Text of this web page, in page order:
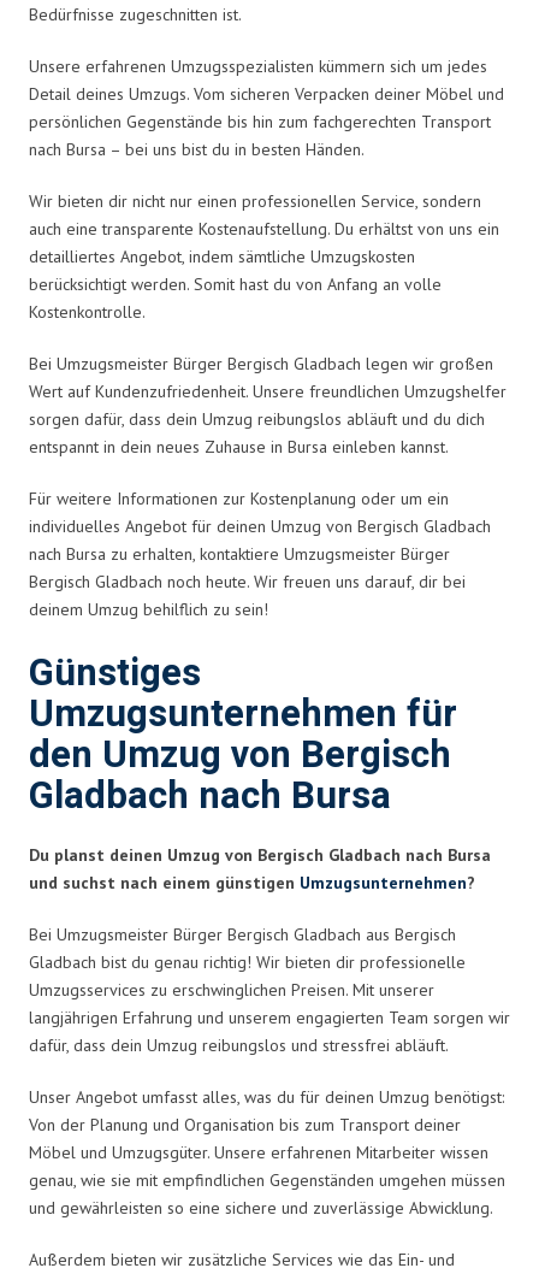
Bedürfnisse zugeschnitten ist.
Unsere erfahrenen Umzugsspezialisten kümmern sich um jedes
Detail deines Umzugs. Vom sicheren Verpacken deiner Möbel und
persönlichen Gegenstände bis hin zum fachgerechten Transport
nach Bursa – bei uns bist du in besten Händen.
Wir bieten dir nicht nur einen professionellen Service, sondern
auch eine transparente Kostenaufstellung. Du erhältst von uns ein
detailliertes Angebot, indem sämtliche Umzugskosten
berücksichtigt werden. Somit hast du von Anfang an volle
Kostenkontrolle.
Bei Umzugsmeister Bürger Bergisch Gladbach legen wir großen
Wert auf Kundenzufriedenheit. Unsere freundlichen Umzugshelfer
sorgen dafür, dass dein Umzug reibungslos abläuft und du dich
entspannt in dein neues Zuhause in Bursa einleben kannst.
Für weitere Informationen zur Kostenplanung oder um ein
individuelles Angebot für deinen Umzug von Bergisch Gladbach
nach Bursa zu erhalten, kontaktiere Umzugsmeister Bürger
Bergisch Gladbach noch heute. Wir freuen uns darauf, dir bei
deinem Umzug behilflich zu sein!
Günstiges
Umzugsunternehmen für
den Umzug von Bergisch
Gladbach nach Bursa
Du planst deinen Umzug von Bergisch Gladbach nach Bursa
und suchst nach einem günstigen Umzugsunternehmen?
Bei Umzugsmeister Bürger Bergisch Gladbach aus Bergisch
Gladbach bist du genau richtig! Wir bieten dir professionelle
Umzugsservices zu erschwinglichen Preisen. Mit unserer
langjährigen Erfahrung und unserem engagierten Team sorgen wir
dafür, dass dein Umzug reibungslos und stressfrei abläuft.
Unser Angebot umfasst alles, was du für deinen Umzug benötigst:
Von der Planung und Organisation bis zum Transport deiner
Möbel und Umzugsgüter. Unsere erfahrenen Mitarbeiter wissen
genau, wie sie mit empfindlichen Gegenständen umgehen müssen
und gewährleisten so eine sichere und zuverlässige Abwicklung.
Außerdem bieten wir zusätzliche Services wie das Ein- und